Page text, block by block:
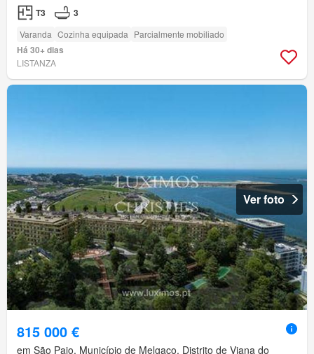
T3 3
Varanda Cozinha equipada Parcialmente mobiliado
Há 30+ dias
LISTANZA
Ver foto
815 000 €
em São Paio, Município de Melgaço, Distrito de Viana do